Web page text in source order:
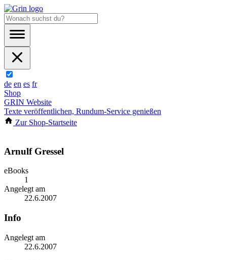
de en es fr
Shop
GRIN Website
Texte veröffentlichen, Rundum-Service genießen
Zur Shop-Startseite
Arnulf Gressel
eBooks
1
Angelegt am
22.6.2007
Info
Angelegt am
22.6.2007